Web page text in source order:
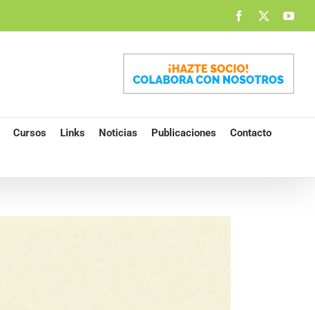
Facebook
Cursos Links Noticias Publicaciones Contacto